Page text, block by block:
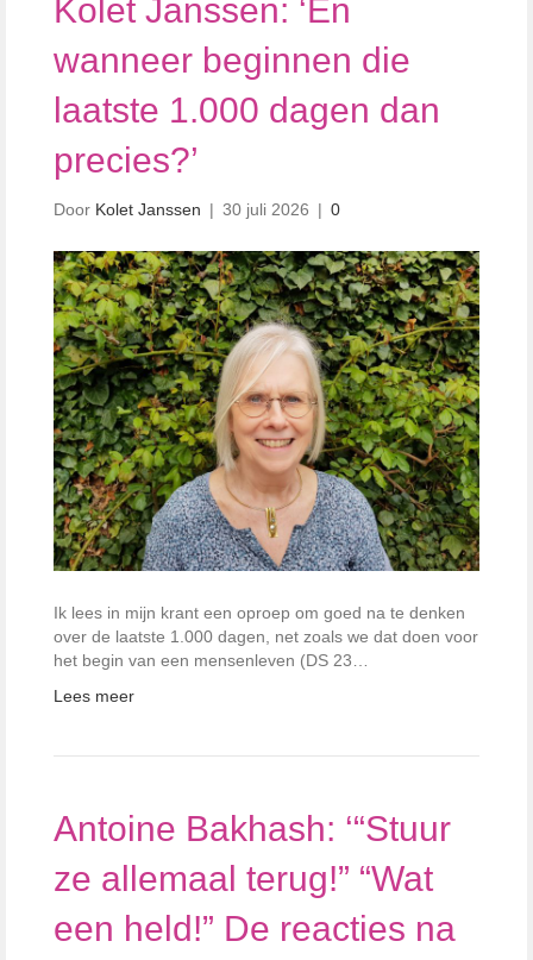
Kolet Janssen: ‘En
wanneer beginnen die
laatste 1.000 dagen dan
precies?’
Door Kolet Janssen | 30 juli 2026 | 0
Ik lees in mijn krant een oproep om goed na te denken
over de laatste 1.000 dagen, net zoals we dat doen voor
het begin van een mensenleven (DS 23…
Lees meer
Antoine Bakhash: ‘“Stuur
ze allemaal terug!” “Wat
een held!” De reacties na